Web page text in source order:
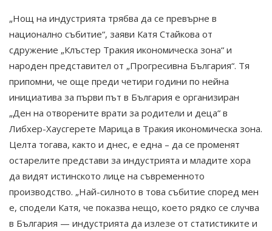
„Нощ на индустрията трябва да се превърне в
национално събитие“, заяви Катя Стайкова от
сдружение „Клъстер Тракия икономическа зона“ и
народен представител от „Прогресивна България“. Тя
припомни, че още преди четири години по нейна
инициатива за първи път в България е организиран
„Ден на отворените врати за родители и деца“ в
Либхер-Хаусгерете Марица в Тракия икономическа зона.
Целта тогава, както и днес, е една – да се променят
остарелите представи за индустрията и младите хора
да видят истинското лице на съвременното
производство. „Най-силното в това събитие според мен
е, сподели Катя, че показва нещо, което рядко се случва
в България — индустрията да излезе от статистиките и